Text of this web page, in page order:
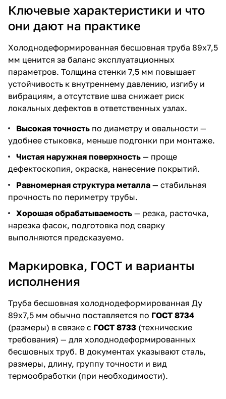
Ключевые характеристики и что
они дают на практике
Холоднодеформированная бесшовная труба 89х7,5
мм ценится за баланс эксплуатационных
параметров. Толщина стенки 7,5 мм повышает
устойчивость к внутреннему давлению, изгибу и
вибрациям, а отсутствие шва снижает риск
локальных дефектов в ответственных узлах.
Высокая точность по диаметру и овальности —
удобнее стыковка, меньше подгонки при монтаже.
Чистая наружная поверхность — проще
дефектоскопия, окраска, нанесение покрытий.
Равномерная структура металла — стабильная
прочность по периметру трубы.
Хорошая обрабатываемость — резка, расточка,
нарезка фасок, подготовка под сварку
выполняются предсказуемо.
Маркировка, ГОСТ и варианты
исполнения
Труба бесшовная холоднодеформированная Ду
89х7,5 мм обычно поставляется по ГОСТ 8734
(размеры) в связке с ГОСТ 8733 (технические
требования) — для холоднодеформированных
бесшовных труб. В документах указывают сталь,
размеры, длину, группу точности и вид
термообработки (при необходимости).